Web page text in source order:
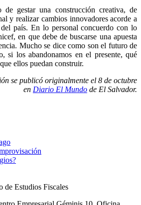
gestar una construcción creativa, de
y realizar cambios innovadores acorde a
del país. En lo personal concuerdo con lo
en que debe de buscarse una apuesta
Mucho se dice como son el futuro de
si los abandonamos en el presente, qué
ellos puedan construir.
se publicó originalmente el 8 de octubre
en Diario El Mundo de El Salvador.
de Estudios Fiscales